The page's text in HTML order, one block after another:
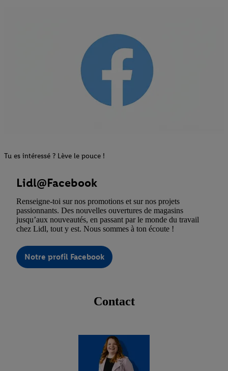
Tu es intéressé ? Lève le pouce !
Lidl@Facebook
Renseigne-toi sur nos promotions et sur nos projets
passionnants. Des nouvelles ouvertures de magasins
jusqu’aux nouveautés, en passant par le monde du travail
chez Lidl, tout y est. Nous sommes à ton écoute !
Notre profil Facebook
Contact